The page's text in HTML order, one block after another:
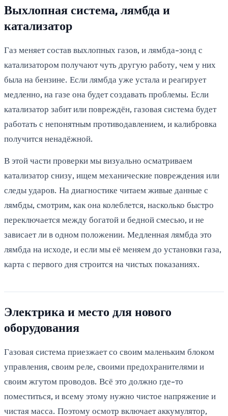
Выхлопная система, лямбда и
катализатор
Газ меняет состав выхлопных газов, и лямбда-зонд с
катализатором получают чуть другую работу, чем у них
была на бензине. Если лямбда уже устала и реагирует
медленно, на газе она будет создавать проблемы. Если
катализатор забит или повреждён, газовая система будет
работать с непонятным противодавлением, и калибровка
получится ненадёжной.
В этой части проверки мы визуально осматриваем
катализатор снизу, ищем механические повреждения или
следы ударов. На диагностике читаем живые данные с
лямбды, смотрим, как она колеблется, насколько быстро
переключается между богатой и бедной смесью, и не
зависает ли в одном положении. Медленная лямбда это
лямбда на исходе, и если мы её меняем до установки газа,
карта с первого дня строится на чистых показаниях.
Электрика и место для нового
оборудования
Газовая система приезжает со своим маленьким блоком
управления, своим реле, своими предохранителями и
своим жгутом проводов. Всё это должно где-то
поместиться, и всему этому нужно чистое напряжение и
чистая масса. Поэтому осмотр включает аккумулятор,